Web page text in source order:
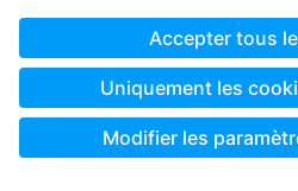
Paramètres des